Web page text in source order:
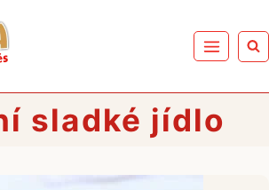
sladké jídlo